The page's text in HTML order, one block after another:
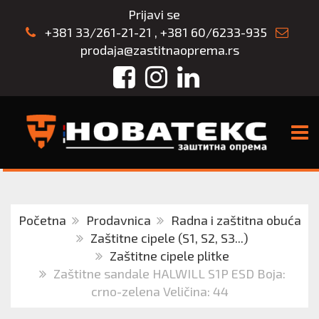
Prijavi se
+381 33/261-21-21 , +381 60/6233-935
prodaja@zastitnaoprema.rs
FacebookInstagram
LinkedIn
Početna Prodavnica
Radna i zaštitna obuća
Zaštitne cipele (S1, S2, S3...)
Zaštitne cipele plitke
Zaštitne sandale HALWILL S1P ESD Boja:
crno-zelena Veličina: 44